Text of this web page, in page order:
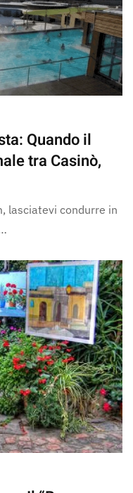
Quando il
tra Casinò,
lasciatevi condurre in